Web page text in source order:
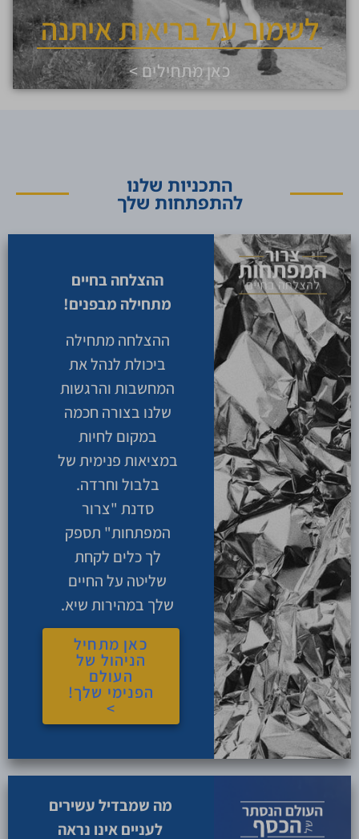
לשמור על בריאות איתנה
כאן מתחילים >
התכניות שלנו
להתפתחות שלך
ההצלחה בחיים
מתחילה מבפנים!
ההצלחה מתחילה
ביכולת לנהל את
המחשבות והרגשות
שלנו בצורה חכמה
במקום לחיות
במציאות פנימית של
בלבול וחרדה.
סדנת "צרור
המפתחות" תספק
לך כלים לקחת
שליטה על החיים
שלך במהירות שיא.
כאן מתחיל
הניהול של
העולם
הפנימי שלך!
>
מה שמבדיל עשירים
לעניים אינו נראה